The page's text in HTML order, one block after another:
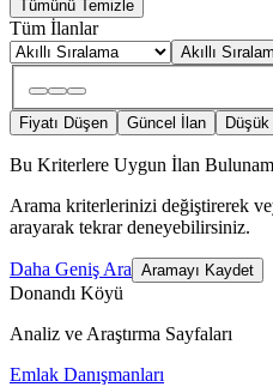
Tümünü Temizle
Tüm İlanlar
Akıllı
Fiyatı Düşen Güncel İlan
Bu Kriterlere Uygun İlan
Arama kriterlerinizi değiştirerek
arayarak tekrar deneyebilirsiniz.
Daha Geniş Ara Aramayı Kaydet
Donandı Köyü
Analiz ve Araştırma Sayfaları
Emlak Danışmanları